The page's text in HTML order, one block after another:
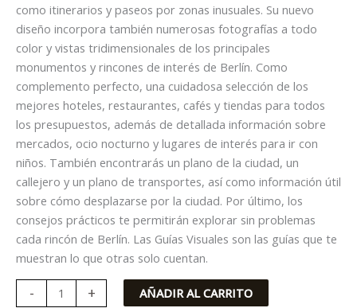
como itinerarios y paseos por zonas inusuales. Su nuevo
diseño incorpora también numerosas fotografías a todo
color y vistas tridimensionales de los principales
monumentos y rincones de interés de Berlín. Como
complemento perfecto, una cuidadosa selección de los
mejores hoteles, restaurantes, cafés y tiendas para todos
los presupuestos, además de detallada información sobre
mercados, ocio nocturno y lugares de interés para ir con
niños. También encontrarás un plano de la ciudad, un
callejero y un plano de transportes, así como información útil
sobre cómo desplazarse por la ciudad. Por último, los
consejos prácticos te permitirán explorar sin problemas
cada rincón de Berlín. Las Guías Visuales son las guías que te
muestran lo que otras solo cuentan.
- + AÑADIR AL CARRITO